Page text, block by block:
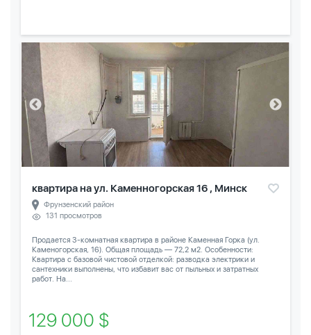
квартира на ул. Каменногорская 16 , Минск
Фрунзенский район
131 просмотров
Продается 3-комнатная квартира в районе Каменная Горка (ул.
Каменогорская, 16). Общая площадь — 72,2 м2. Особенности:
Квартира с базовой чистовой отделкой: разводка электрики и
сантехники выполнены, что избавит вас от пыльных и затратных
работ. На...
129 000 $